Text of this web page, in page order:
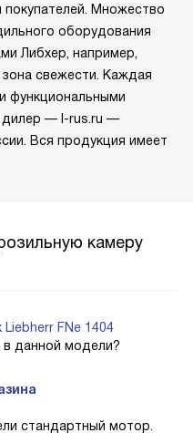
Множество
оборудования
Либхер, например,
свежести. Каждая
функциональными
дилер — l-rus.ru —
Вся продукция имеет
камеру
FNe 1404
данной модели?
стандартный мотор.